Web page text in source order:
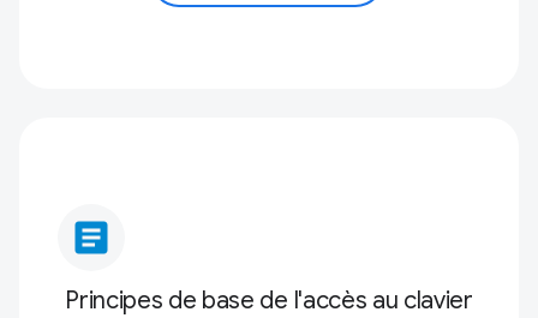
article
Principes de base de l'accès au clavier